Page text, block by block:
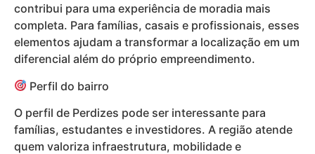
contribui para uma experiência de moradia mais
completa. Para famílias, casais e profissionais, esses
elementos ajudam a transformar a localização em um
diferencial além do próprio empreendimento.
Perfil do bairro
O perfil de Perdizes pode ser interessante para
famílias, estudantes e investidores. A região atende
quem valoriza infraestrutura, mobilidade e